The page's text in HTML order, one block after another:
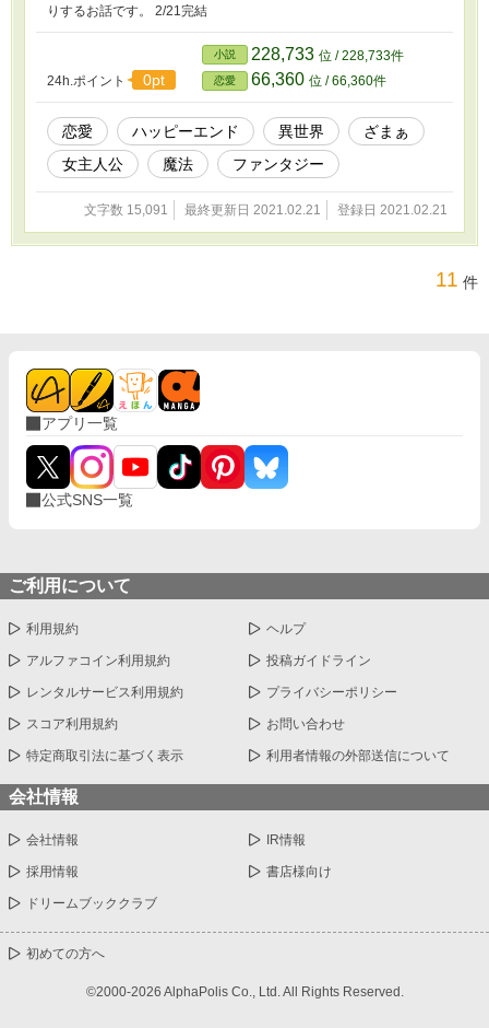
りするお話です。 2/21完結
24h.ポイント 0pt
小説 228,733 位 / 228,733件
恋愛 66,360 位 / 66,360件
恋愛 ハッピーエンド 異世界
ざまぁ
女主人公
魔法 ファンタジー
文字数 15,091 最終更新日 2021.02.21 登録日 2021.02.21
11 件
アプリ一覧
公式SNS一覧
ご利用について
利用規約 ヘルプ
アルファコイン利用規約 投稿ガイドライン
レンタルサービス利用規約 プライバシーポリシー
スコア利用規約 お問い合わせ
特定商取引法に基づく表示 利用者情報の外部送信について
会社情報
会社情報 IR情報
採用情報 書店様向け
ドリームブッククラブ
初めての方へ
©2000-2026 AlphaPolis Co., Ltd. All Rights Reserved.